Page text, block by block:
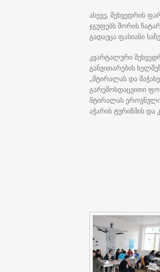
ასევე, შეხვედრის
ჯგუფებს შორის
გადაეცა ფასიანი
კვარტალური
განვითარების
„მტირალას და
გარემოსდაცვითი
მტირალას ეროვნული
აჭარის ტურიზმის და